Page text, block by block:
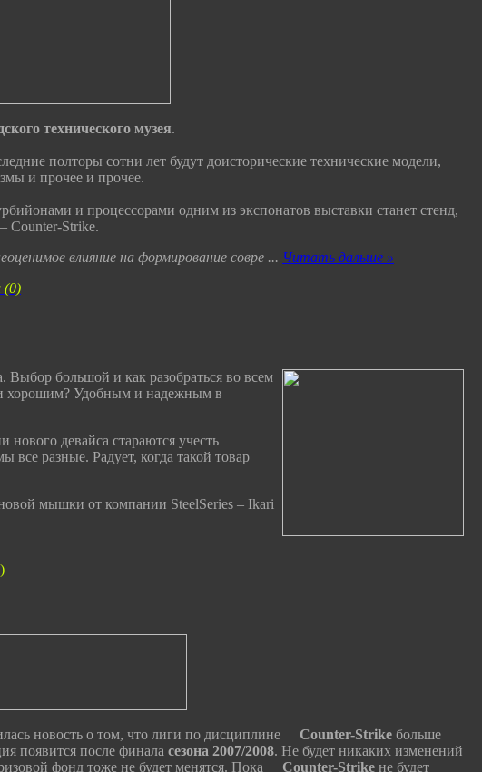
технического музея.
полторы сотни лет будут доисторические технические модели,
и прочее и прочее.
и процессорами одним из экспонатов выставки станет стенд,
Counter-Strike.
влияние на формирование совре ... Читать дальше »
(0)
большой и как разобраться во всем
и хорошим? Удобным и надежным в
нового девайса стараются учесть
все разные. Радует, когда такой товар
мышки от компании SteelSeries – Ikari
новость о том, что лиги по дисциплине Counter-Strike больше
появится после финала сезона 2007/2008. Не будет никаких изменений
фонд тоже не будет менятся. Пока
Counter-Strike не будет